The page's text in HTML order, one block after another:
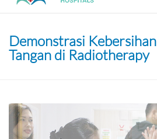
Demonstrasi Kebersihan
Tangan di Radiotherapy